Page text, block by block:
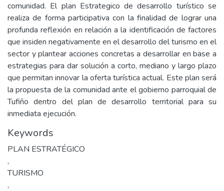
comunidad. El plan Estrategico de desarrollo turístico se
realiza de forma participativa con la finalidad de lograr una
profunda reflexión en relación a la identificación de factores
que insiden negativamente en el desarrollo del turismo en el
sector y plantear acciones concretas a desarrollar en base a
estrategias para dar solución a corto, mediano y largo plazo
que permitan innovar la oferta turística actual. Este plan será
la propuesta de la comunidad ante el gobierno parroquial de
Tufiño dentro del plan de desarrollo territorial para su
inmediata ejecución.
Keywords
PLAN ESTRATÉGICO
,
TURISMO
,